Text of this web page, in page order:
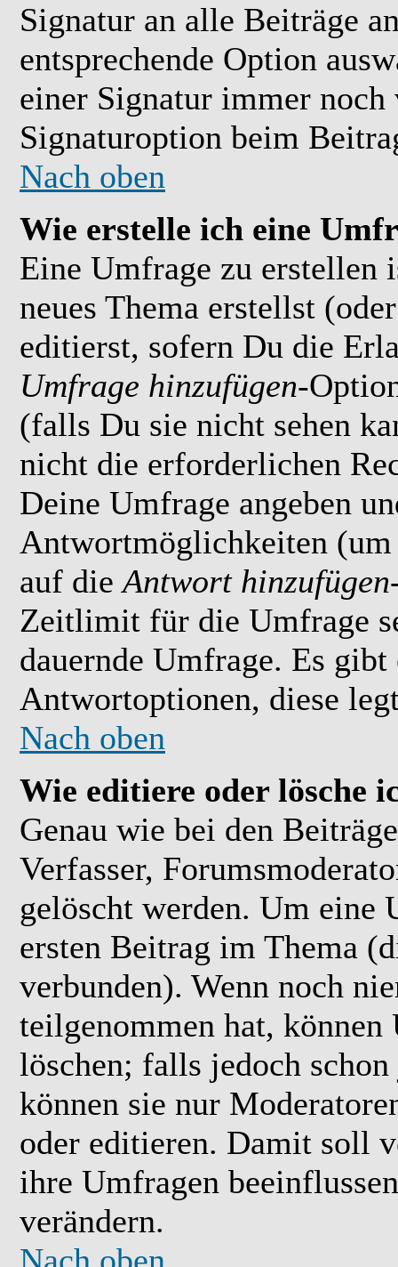
Signatur an alle Beiträge
entsprechende Option
einer Signatur immer
Signaturoption beim
Nach oben
Wie erstelle ich eine
Eine Umfrage zu erstellen
neues Thema erstellst
editierst, sofern Du die
Umfrage hinzufügen-
(falls Du sie nicht sehen
nicht die erforderlichen
Deine Umfrage angeben
Antwortmöglichkeiten
auf dieAntwort hinzufügen
Zeitlimit für die Umfrage
dauernde Umfrage. Es
Antwortoptionen, diese
Nach oben
Wie editiere oder lösche
Genau wie bei den
Verfasser,
gelöscht werden. Um eine
ersten Beitrag im Thema
verbunden). Wenn noch
teilgenommen hat,
löschen; falls jedoch
können sie nur
oder editieren. Damit soll
ihre Umfragen
verändern.